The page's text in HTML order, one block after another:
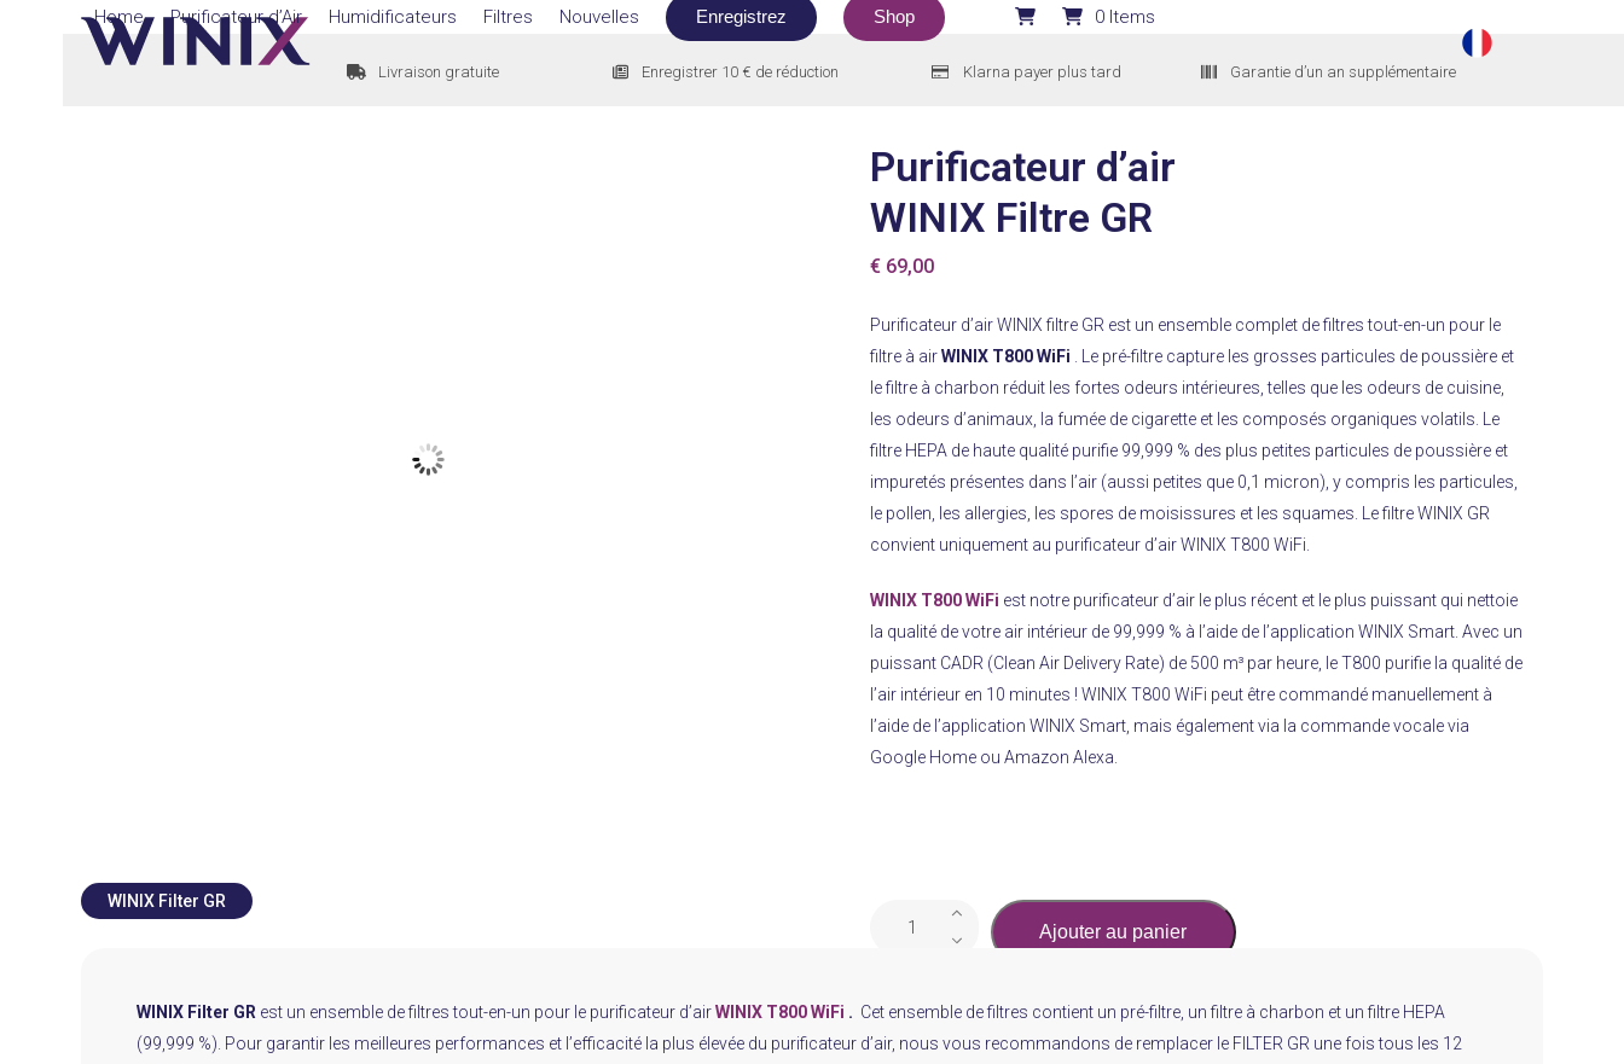
Home Purificateur d’Air Humidificateurs Filtres Nouvelles Enregistrez Shop 0 Items
Livraison gratuite Enregistrer 10 € de réduction Klarna payer plus tard Garantie d’un an supplémentaire
Purificateur d’air
WINIX Filtre GR
€69,00
Purificateur d’air WINIX filtre GR est un ensemble complet de filtres tout-en-un pour le
filtre à air WINIX T800 WiFi . Le pré-filtre capture les grosses particules de poussière et
le filtre à charbon réduit les fortes odeurs intérieures, telles que les odeurs de cuisine,
les odeurs d’animaux, la fumée de cigarette et les composés organiques volatils. Le
filtre HEPA de haute qualité purifie 99,999 % des plus petites particules de poussière et
impuretés présentes dans l’air (aussi petites que 0,1 micron), y compris les particules,
le pollen, les allergies, les spores de moisissures et les squames. Le filtre WINIX GR
convient uniquement au purificateur d’air WINIX T800 WiFi.
WINIX T800 WiFi est notre purificateur d’air le plus récent et le plus puissant qui nettoie
la qualité de votre air intérieur de 99,999 % à l’aide de l’application WINIX Smart. Avec un
puissant CADR (Clean Air Delivery Rate) de 500 m³ par heure, le T800 purifie la qualité de
l’air intérieur en 10 minutes ! WINIX T800 WiFi peut être commandé manuellement à
l’aide de l’application WINIX Smart, mais également via la commande vocale via
Google Home ou Amazon Alexa.
d’airWINIX
Filtre
Ajouter au panier
WINIX Filter GR
WINIX Filter GR est un ensemble de filtres tout-en-un pour le purificateur d’airWINIX T800 WiFi . Cet ensemble de filtres contient un pré-filtre, un filtre à charbon et un filtre HEPA
(99,999 %). Pour garantir les meilleures performances et l’efficacité la plus élevée du purificateur d’air, nous vous recommandons de remplacer le FILTER GR une fois tous les 12